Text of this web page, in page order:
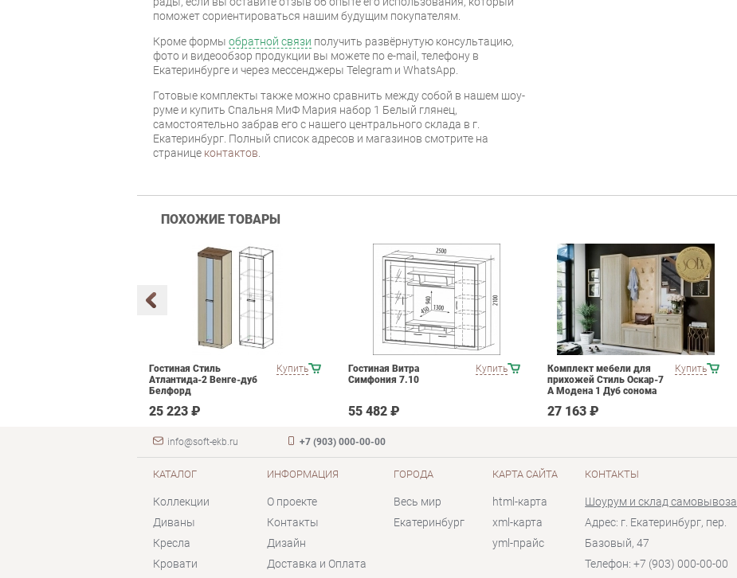
поможет сориентироваться нашим будущим покупателям.
Кроме формы обратной связи получить развёрнутую консультацию,
фото и видеообзор продукции вы можете по e-mail, телефону в
Екатеринбурге и через мессенджеры Telegram и WhatsApp.
Готовые комплекты также можно сравнить между собой в нашем шоу-
руме и купить Спальня МиФ Мария набор 1 Белый глянец,
самостоятельно забрав его с нашего центрального склада в г.
Екатеринбург. Полный список адресов и магазинов смотрите на
странице контактов.
ПОХОЖИЕ ТОВАРЫ
Купить
Гостиная Стиль
Атлантида-2 Венге-дуб
Белфорд
25 223 ₽
Купить
Гостиная Витра
Симфония 7.10
55 482 ₽
Купить
Комплект мебели для
прихожей Стиль Оскар-7
А Модена 1 Дуб сонома
27 163 ₽
info@soft-ekb.ru +7 (903) 000-00-00
КАТАЛОГ
Коллекции
Диваны
Кресла
Кровати
ИНФОРМАЦИЯ
О проекте
Контакты
Дизайн
Доставка и Оплата
ГОРОДА
Весь мир
Екатеринбург
КАРТА САЙТА
html-карта
xml-карта
yml-прайс
КОНТАКТЫ
Шоурум и склад самовывоза
Адрес: г. Екатеринбург, пер.
Базовый, 47
Телефон: +7 (903) 000-00-00